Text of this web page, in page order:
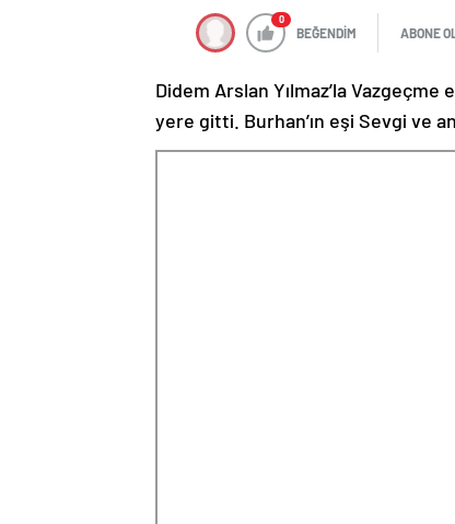
0
BEĞENDİM ABONE
Didem Arslan Yılmaz’la
yere gitti. Burhan’ın eşi Sevgi ve